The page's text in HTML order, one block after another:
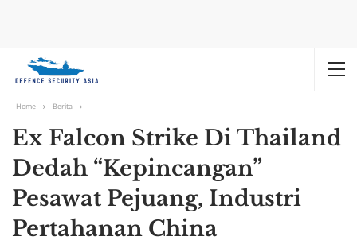
Home Berita
Ex Falcon Strike Di Thailand
Dedah “Kepincangan”
Pesawat Pejuang, Industri
Pertahanan China